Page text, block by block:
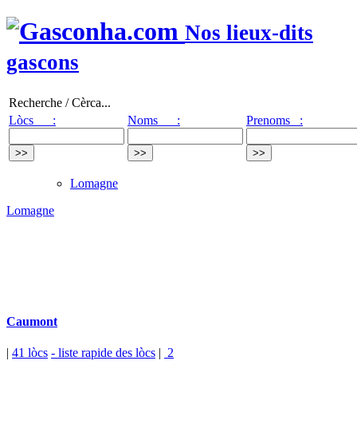
Nos lieux-dits
gascons
Recherche / Cèrca...
Lòcs :
Noms : Prenoms :
Lomagne
Lomagne
Caumont
| 41 lòcs - liste rapide des lòcs | 2